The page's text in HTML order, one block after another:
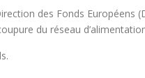
des Fonds Européens
du réseau